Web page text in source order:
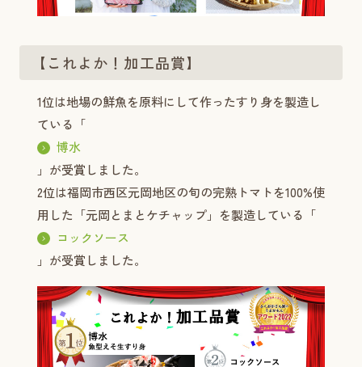
【これよか！加工品賞】
1位は地場の鮮魚を原料にして作ったすり身を製造し
ている「
博水
」が受賞しました。
2位は福岡市西区元岡地区の旬の完熟トマトを100%使
用した「元岡とまとケチャップ」を製造している「
コックソース
」が受賞しました。